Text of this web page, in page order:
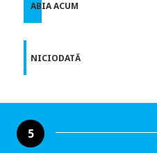
ABIA ACUM
NICIODATĂ
5